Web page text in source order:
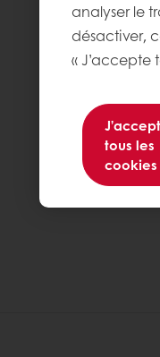
analyser le
désactiver,
« J’accepte
tous les
cookies